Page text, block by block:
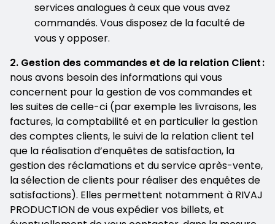
services analogues à ceux que vous avez
commandés. Vous disposez de la faculté de
vous y opposer.
2. Gestion des commandes et de la relation Client :
nous avons besoin des informations qui vous
concernent pour la gestion de vos commandes et
les suites de celle-ci (par exemple les livraisons, les
factures, la comptabilité et en particulier la gestion
des comptes clients, le suivi de la relation client tel
que la réalisation d’enquêtes de satisfaction, la
gestion des réclamations et du service après-vente,
la sélection de clients pour réaliser des enquêtes de
satisfactions). Elles permettent notamment à RIVAJ
PRODUCTION de vous expédier vos billets, et